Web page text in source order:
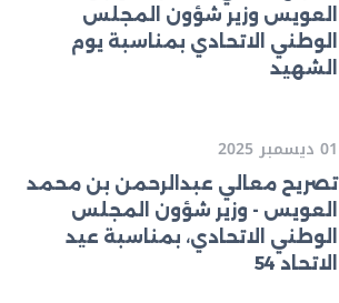
العويس وزير شؤون المجلس
الوطني الاتحادي بمناسبة يوم
الشهيد
01 ديسمبر 2025
تصريح معالي عبدالرحمن بن محمد
العويس - وزير شؤون المجلس
الوطني الاتحادي، بمناسبة عيد
الاتحاد 54